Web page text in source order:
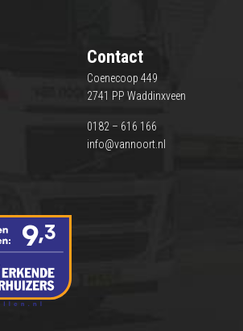
Contact
Coenecoop 449
2741 PP Waddinxveen
0182 – 616 166
info@vannoort.nl